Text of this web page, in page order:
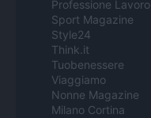
Professione Lavoro
Sport Magazine
Style24
Think.it
Tuobenessere
Viaggiamo
Nonne Magazine
Milano Cortina